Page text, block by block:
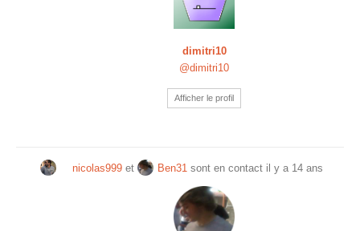
dimitri10
@dimitri10
Afficher le profil
nicolas999 et Ben31 sont en contact il y a 14 ans